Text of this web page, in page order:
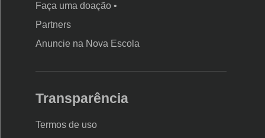
Faça uma doação •
Partners
Anuncie na Nova Escola
Transparência
Termos de uso